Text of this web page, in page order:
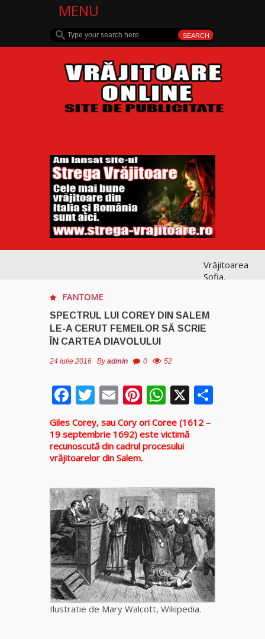
MENU
Vrăjitoarea
Sofia,
în lume
pentru
Vrăjitoarea
Anastasia
cele mai
vrăjitoare
Rodica
Gheorghe,
singura
fiică a
Mamei
Omida
Celebra
tămăduitoare
FANTOME
SPECTRUL LUI COREY DIN SALEM
LE-A CERUT FEMEILOR SĂ SCRIE
ÎN CARTEA DIAVOLULUI
24 iulie 2016 Byadmin 0 52
Facebook
Twitter
EmailPinterest
WhatsApp
X
Giles Corey, sau Cory ori Coree (1612 –
19 septembrie 1692) este victimă
recunoscută din cadrul procesului
vrăjitoarelor din Salem.
Ilustratie de Mary Walcott, Wikipedia.